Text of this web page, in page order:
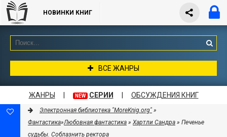
НОВИНКИ КНИГ
ВСЕ ЖАНРЫ
ЖАНРЫ NEW СЕРИИ ОБСУЖДЕНИЯ КНИГ
Электронная библиотека "MoreKnig.org" »
Фантастика»Любовная фантастика » Хартли Сандра » Печенье
судьбы. Соблазнить ректора